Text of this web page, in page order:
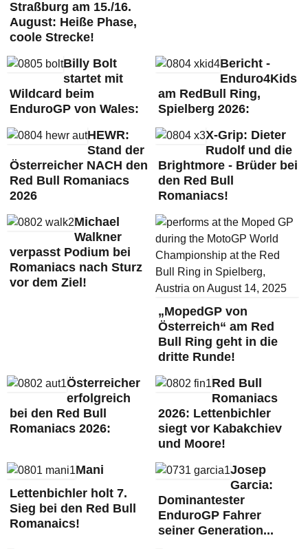
Straßburg am 15./16.
August: Heiße Phase,
coole Strecke!
Billy Bolt
startet mit
Wildcard beim
EnduroGP von Wales:
Bericht -
Enduro4Kids
am RedBull Ring,
Spielberg 2026:
HEWR:
Stand der
Österreicher NACH den
Red Bull Romaniacs
2026
X-Grip: Dieter
Rudolf und die
Brightmore - Brüder bei
den Red Bull
Romaniacs!
Michael
Walkner
verpasst Podium bei
Romaniacs nach Sturz
vor dem Ziel!
„MopedGP von
Österreich“ am Red
Bull Ring geht in die
dritte Runde!
Österreicher
erfolgreich
bei den Red Bull
Romaniacs 2026:
Red Bull
Romaniacs
2026: Lettenbichler
siegt vor Kabakchiev
und Moore!
Mani
Lettenbichler holt 7.
Sieg bei den Red Bull
Romanaics!
Josep
Garcia:
Dominantester
EnduroGP Fahrer
seiner Generation...